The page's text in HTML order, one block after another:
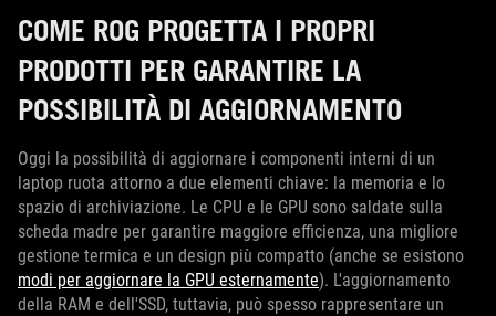
COME ROG PROGETTA I PROPRI
PRODOTTI PER GARANTIRE LA
POSSIBILITÀ DI AGGIORNAMENTO
Oggi la possibilità di aggiornare i componenti interni di un
laptop ruota attorno a due elementi chiave: la memoria e lo
spazio di archiviazione. Le CPU e le GPU sono saldate sulla
scheda madre per garantire maggiore efficienza, una migliore
gestione termica e un design più compatto (anche se esistono
modi per aggiornare la GPU esternamente). L'aggiornamento
della RAM e dell'SSD, tuttavia, può spesso rappresentare un